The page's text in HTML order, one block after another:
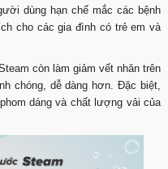
dùng hạn chế mắc các bệnh
cho các gia đình có trẻ em và
còn làm giảm vết nhăn trên
chóng, dễ dàng hơn. Đặc biệt,
dáng và chất lượng vải của